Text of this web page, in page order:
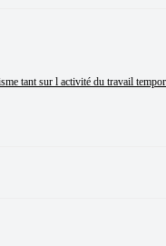
tant sur l activité du travail